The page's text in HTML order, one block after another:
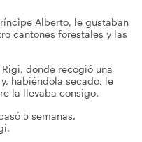
Alberto, le gustaban
cantones forestales y las
donde recogió una
habiéndola secado, le
la llevaba consigo.
5 semanas.